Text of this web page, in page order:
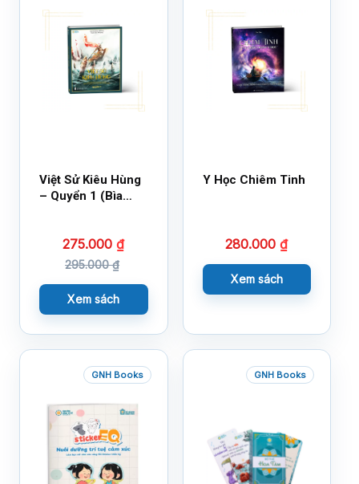
Việt Sử Kiêu Hùng
– Quyển 1 (Bìa
275.000₫
295.000₫
Xem sách
Y Học Chiêm Tinh
280.000₫
Xem sách
GNH Books GNH Books